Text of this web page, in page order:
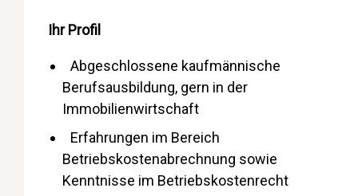
Ihr Profil
Abgeschlossene kaufmännische
Berufsausbildung, gern in der
Immobilienwirtschaft
Erfahrungen im Bereich
Betriebskostenabrechnung sowie
Kenntnisse im Betriebskostenrecht